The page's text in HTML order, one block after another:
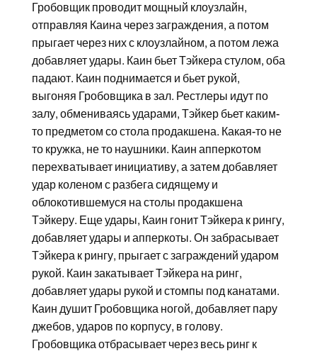
Гробовщик проводит мощный клоузлайн,
отправляя Каина через заграждения, а потом
прыгает через них с клоузлайном, а потом лежа
добавляет удары. Каин бьет Тэйкера стулом, оба
падают. Каин поднимается и бьет рукой,
выгоняя Гробовщика в зал. Рестлеры идут по
залу, обмениваясь ударами, Тэйкер бьет каким-
то предметом со стола продакшена. Какая-то не
то кружка, не то наушники. Каин апперкотом
перехватывает инициативу, а затем добавляет
удар коленом с разбега сидящему и
облокотившемуся на столы продакшена
Тэйкеру. Еще удары, Каин гонит Тэйкера к рингу,
добавляет удары и апперкоты. Он забрасывает
Тэйкера к рингу, прыгает с заграждений ударом
рукой. Каин закатывает Тэйкера на ринг,
добавляет удары рукой и стомпы под канатами.
Каин душит Гробовщика ногой, добавляет пару
джебов, ударов по корпусу, в голову.
Гробовщика отбрасывает через весь ринг к